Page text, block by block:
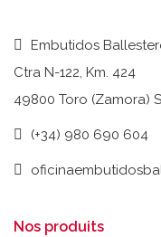
Embutidos
Ctra N-122, Km. 424
49800 Toro (Zamora)
(+34) 980 690 604
Nos produits